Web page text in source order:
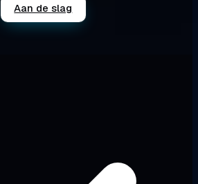
Aan de slag